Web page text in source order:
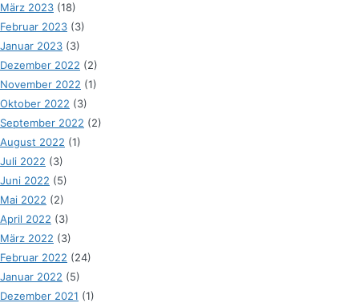
März 2023 (18)
Februar 2023 (3)
Januar 2023 (3)
Dezember 2022 (2)
November 2022 (1)
Oktober 2022 (3)
September 2022 (2)
August 2022 (1)
Juli 2022 (3)
Juni 2022 (5)
Mai 2022 (2)
April 2022 (3)
März 2022 (3)
Februar 2022 (24)
Januar 2022 (5)
Dezember 2021 (1)